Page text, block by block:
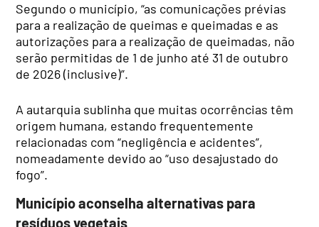
Segundo o município, “as comunicações prévias
para a realização de queimas e queimadas e as
autorizações para a realização de queimadas, não
serão permitidas de 1 de junho até 31 de outubro
de 2026 (inclusive)”.
A autarquia sublinha que muitas ocorrências têm
origem humana, estando frequentemente
relacionadas com “negligência e acidentes”,
nomeadamente devido ao “uso desajustado do
fogo”.
Município aconselha alternativas para
resíduos vegetais